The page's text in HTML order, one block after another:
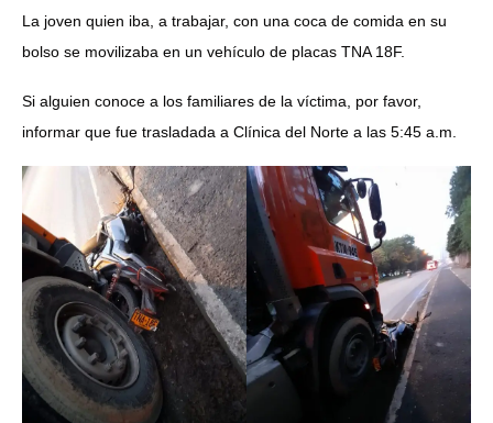
La joven quien iba, a trabajar, con una coca de comida en su
bolso se movilizaba en un vehículo de placas TNA 18F.
Si alguien conoce a los familiares de la víctima, por favor,
informar que fue trasladada a Clínica del Norte a las 5:45 a.m.